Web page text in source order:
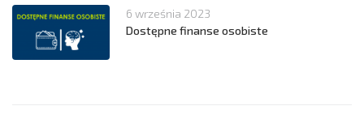
6 września 2023
Dostępne finanse osobiste